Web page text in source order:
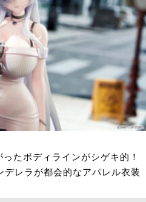
たボディラインがシゲキ的！
デレラが都会的なアパレル衣装